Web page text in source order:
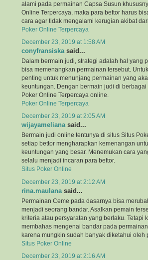
alami pada permainan Capsa Susun
Online Terpercaya, maka para bettor harus
cara agar tidak mengalami kerugian akibat
Poker Online Terpercaya
December 23, 2019 at 1:58 AM
conyfransiska said...
Dalam bermain judi, strategi adalah hal yang
bisa memenangkan permainan tersebut.
penting untuk menunjang permainan yang
keuntungan. Dengan bermain judi di berbagai
Poker Online Terpercaya online.
Poker Online Terpercaya
December 23, 2019 at 2:05 AM
wijayamelianasaid...
Bermain judi online tentunya di situs Situs
setiap bettor mengharapkan kemenangan
keuntungan yang besar. Menemukan cara
selalu menjadi incaran para bettor.
Situs Poker Online
December 23, 2019 at 2:12 AM
rina.maulana said...
Permainan Ceme pada dasarnya bisa
menjadi seorang bandar. Asalkan pemain
kriteria atau persyaratan yang berlaku. Tetapi
membahas mengenai bandar pada
karena mungkin sudah banyak diketahui oleh
Situs Poker Online
December 23, 2019 at 2:16 AM